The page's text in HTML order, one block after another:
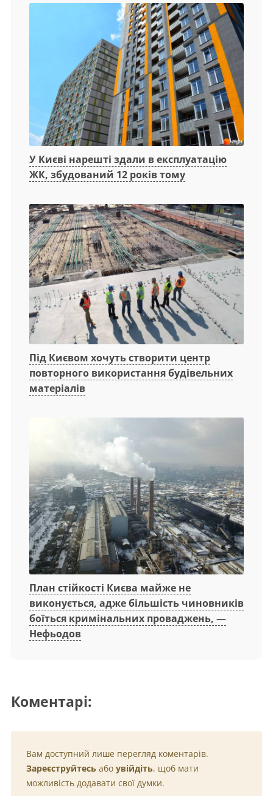
У Києві нарешті здали в експлуатацію
ЖК, збудований 12 років тому
Під Києвом хочуть створити центр
повторного використання будівельних
матеріалів
План стійкості Києва майже не
виконується, адже більшість чиновників
боїться кримінальних проваджень, —
Нефьодов
Коментарі:
Вам доступний лише перегляд коментарів.
Зареєструйтесь або увійдіть, щоб мати
можливість додавати свої думки.